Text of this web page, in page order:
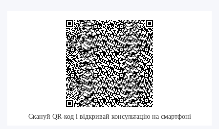
Скануй QR-код і відкривай консультацію на смартфоні